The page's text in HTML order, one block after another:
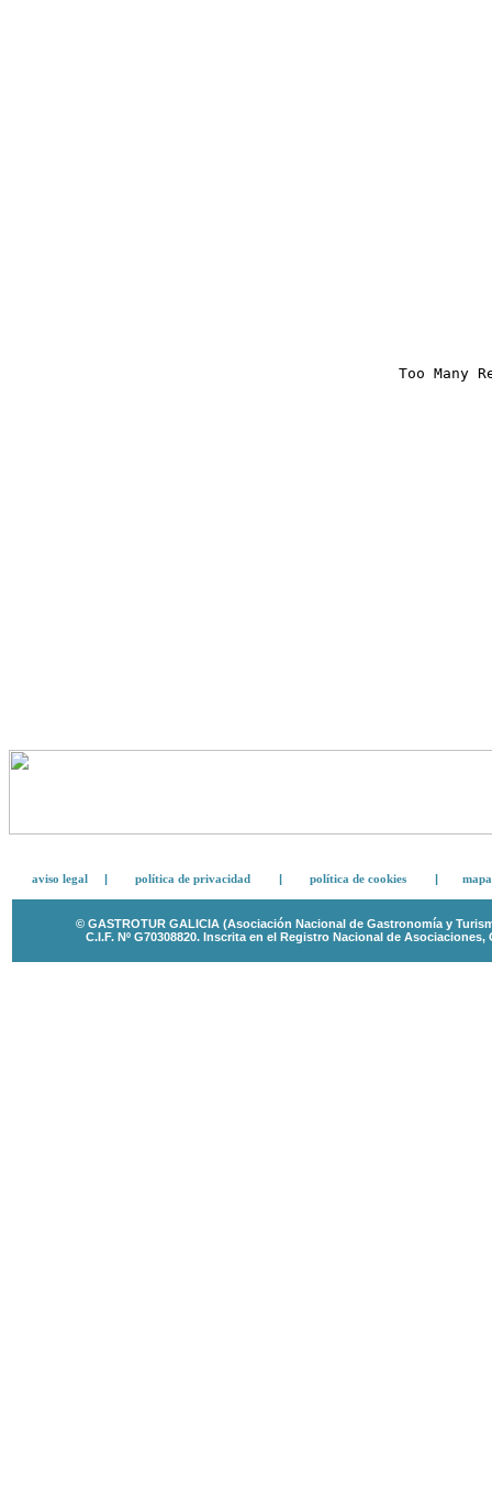
aviso legal | política de privacidad | política de cookies |
© GASTROTUR GALICIA (Asociación Nacional de Gastronomía y
C.I.F. Nº G70308820. Inscrita en el Registro Nacional de Asociaciones,